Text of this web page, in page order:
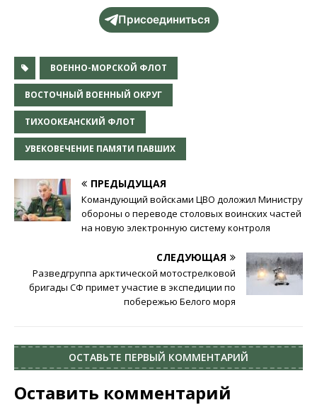
Присоединиться
ВОЕННО-МОРСКОЙ ФЛОТ
ВОСТОЧНЫЙ ВОЕННЫЙ ОКРУГ
ТИХООКЕАНСКИЙ ФЛОТ
УВЕКОВЕЧЕНИЕ ПАМЯТИ ПАВШИХ
ПРЕДЫДУЩАЯ
Командующий войсками ЦВО доложил Министру
обороны о переводе столовых воинских частей
на новую электронную систему контроля
СЛЕДУЮЩАЯ
Разведгруппа арктической мотострелковой
бригады СФ примет участие в экспедиции по
побережью Белого моря
ОСТАВЬТЕ ПЕРВЫЙ КОММЕНТАРИЙ
Оставить комментарий